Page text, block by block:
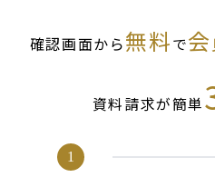
確認画面から無料で
資料請求が簡単
1